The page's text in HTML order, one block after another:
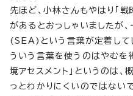
先ほど、小林さんもやはり「
があるとおっしゃいましたが
(SEA)という言葉が定着して
ういう言葉を使うのはやむを
境アセスメント」というのは、
っとわかりにくいのではない